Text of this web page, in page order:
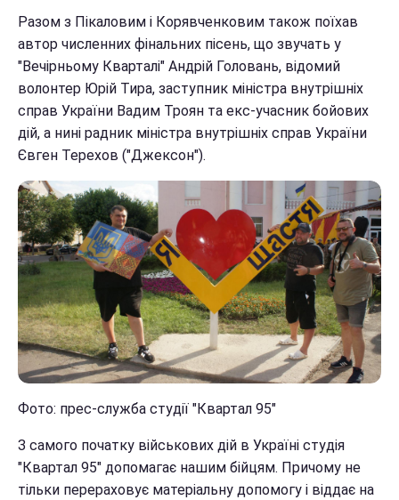
Разом з Пікаловим і Корявченковим також поїхав
автор численних фінальних пісень, що звучать у
"Вечірньому Кварталі" Андрій Головань, відомий
волонтер Юрій Тира, заступник міністра внутрішніх
справ України Вадим Троян та екс-учасник бойових
дій, а нині радник міністра внутрішніх справ України
Євген Терехов ("Джексон").
Фото: прес-служба студії "Квартал 95"
З самого початку військових дій в Україні студія
"Квартал 95" допомагає нашим бійцям. Причому не
тільки перераховує матеріальну допомогу і віддає на